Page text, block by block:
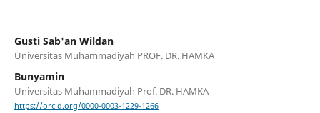
Gusti Sab'an Wildan
Universitas Muhammadiyah PROF. DR. HAMKA
Bunyamin
Universitas Muhammadiyah Prof. DR. HAMKA
https://orcid.org/0000-0003-1229-1266